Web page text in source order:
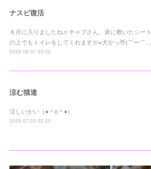
ナスビ復活
８月に入りましたね♬チャプさん、床に敷いたシート
の上でもトイレをしてくれますが※犬かっ👋(￣ー￣…
2026.08.01 03:00
涼む猫達
涼しいかい（●＾o＾●）
2026.07.25 03:20